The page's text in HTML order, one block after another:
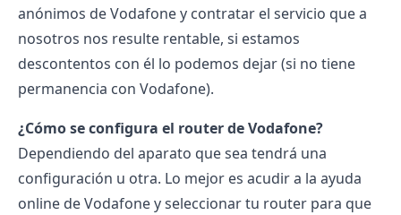
anónimos de Vodafone y contratar el servicio que a
nosotros nos resulte rentable, si estamos
descontentos con él lo podemos dejar (si no tiene
permanencia con Vodafone).
¿Cómo se configura el router de Vodafone?
Dependiendo del aparato que sea tendrá una
configuración u otra. Lo mejor es acudir a la ayuda
online de Vodafone y seleccionar tu router para que